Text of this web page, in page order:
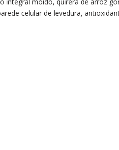
celular de levedura,